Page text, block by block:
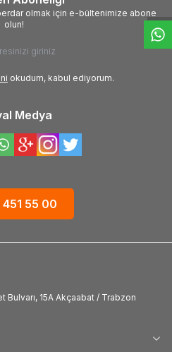
olmak için e-bültenimize abone
olun!
okudum, kabul ediyorum.
Medya
55 00
Bulvarı, 15A Akçaabat / Trabzon